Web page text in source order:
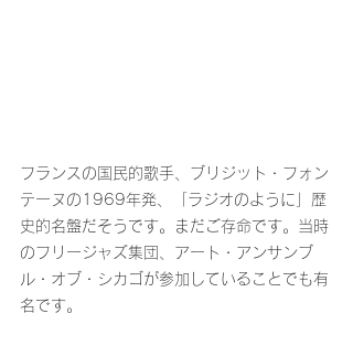
フランスの国民的歌手、ブリジット・フォン
テーヌの1969年発、「ラジオのように」歴
史的名盤だそうです。まだご存命です。当時
のフリージャズ集団、アート・アンサンブ
ル・オブ・シカゴが参加していることでも有
名です。